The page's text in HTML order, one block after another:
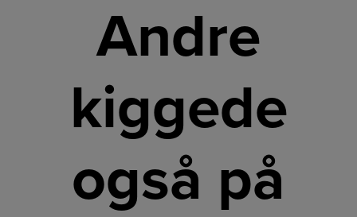
Andre
kiggede
også på